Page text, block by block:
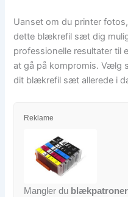
Uanset om du printer
dette blækrefil sæt dig
professionelle resultater til
at gå på kompromis. Vælg
dit blækrefil sæt allerede i
Reklame
Mangler du blækpatroner